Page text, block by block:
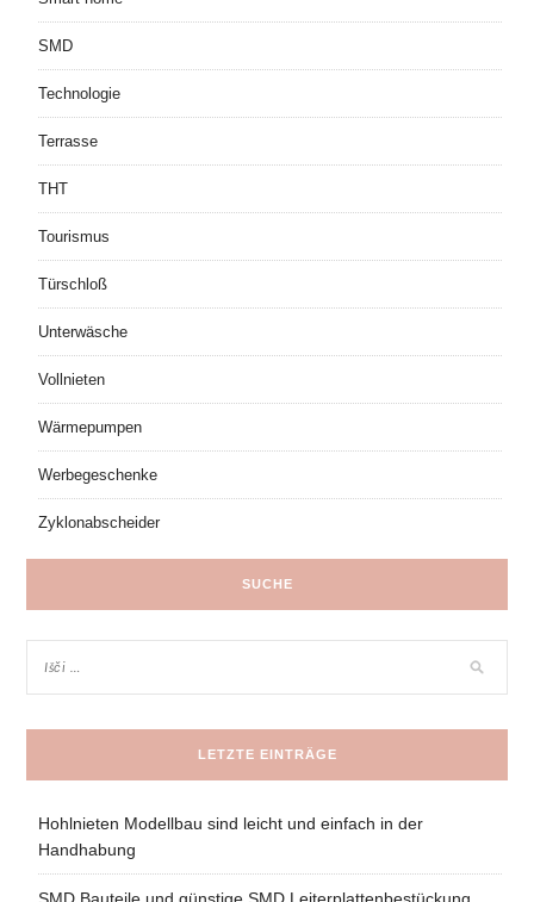
SMD
Technologie
Terrasse
THT
Tourismus
Türschloß
Unterwäsche
Vollnieten
Wärmepumpen
Werbegeschenke
Zyklonabscheider
SUCHE
LETZTE EINTRÄGE
Hohlnieten Modellbau sind leicht und einfach in der
Handhabung